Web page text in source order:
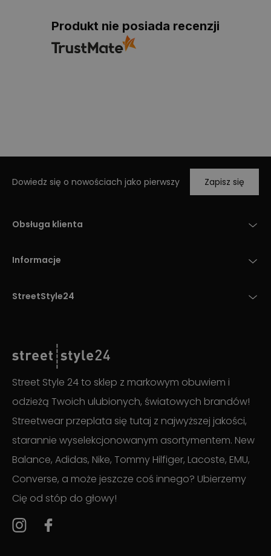
Produkt nie posiada recenzji
Dowiedz się o nowościach jako pierwszy Zapisz się
Obsługa klienta
Informacje
StreetStyle24
Street Style 24 to sklep z markowym obuwiem i
odzieżą Twoich ulubionych, światowych brandów!
Streetwear przeplata się tutaj z najwyższej jakości,
starannie wyselekcjonowanym asortymentem. New
Balance, Adidas, Nike, Tommy Hilfiger, Lacoste, EMU,
Converse, a może jeszcze coś innego? Ubierzemy
Cię od stóp do głowy!